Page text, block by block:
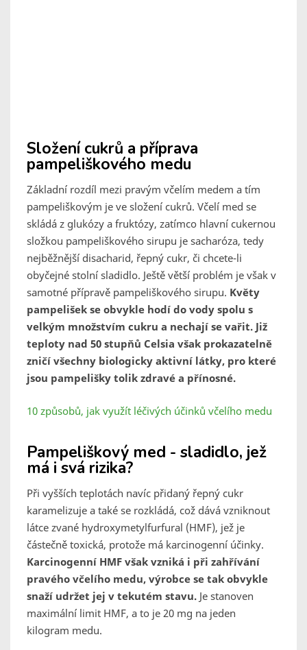
Složení cukrů a příprava
pampeliškového medu
Základní rozdíl mezi pravým včelím medem a tím
pampeliškovým je ve složení cukrů. Včelí med se
skládá z glukózy a fruktózy, zatímco hlavní cukernou
složkou pampeliškového sirupu je sacharóza, tedy
nejběžnější disacharid, řepný cukr, či chcete-li
obyčejné stolní sladidlo. Ještě větší problém je však v
samotné přípravě pampeliškového sirupu. Květy
pampelišek se obvykle hodí do vody spolu s
velkým množstvím cukru a nechají se vařit. Již
teploty nad 50 stupňů Celsia však prokazatelně
zničí všechny biologicky aktivní látky, pro které
jsou pampelišky tolik zdravé a přínosné.
10 způsobů, jak využít léčivých účinků včelího medu
Pampeliškový med - sladidlo, jež
má i svá rizika?
Při vyšších teplotách navíc přidaný řepný cukr
karamelizuje a také se rozkládá, což dává vzniknout
látce zvané hydroxymetylfurfural (HMF), jež je
částečně toxická, protože má karcinogenní účinky.
Karcinogenní HMF však vzniká i při zahřívání
pravého včelího medu, výrobce se tak obvykle
snaží udržet jej v tekutém stavu. Je stanoven
maximální limit HMF, a to je 20 mg na jeden
kilogram medu.